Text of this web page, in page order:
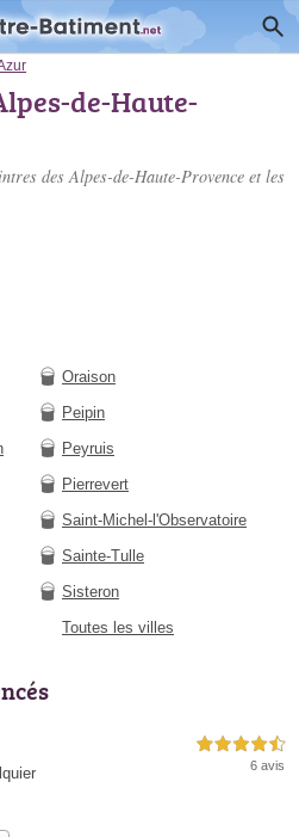
de-Haute-
des Alpes-de-Haute-Provence et les
Oraison
Peipin
Peyruis
Pierrevert
Saint-Michel-l'Observatoire
Sainte-Tulle
Sisteron
Toutes les villes
4,5 étoiles sur 5
6 avis